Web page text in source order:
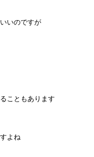
いのですが
こともあります
よね